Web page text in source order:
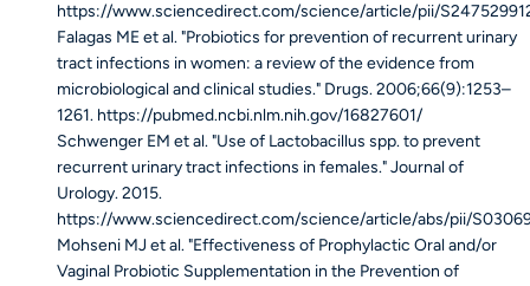
https://www.sciencedirect.com/science/article/pii/
Falagas ME et al. "Probiotics for prevention of recurrent urinary
tract infections in women: a review of the evidence from
microbiological and clinical studies." Drugs. 2006;66(9):1253–
1261. https://pubmed.ncbi.nlm.nih.gov/16827601/
Schwenger EM et al. "Use of Lactobacillus spp. to prevent
recurrent urinary tract infections in females."Journal of
Urology. 2015.
https://www.sciencedirect.com/science/article/abs/pii/
Mohseni MJ et al. "Effectiveness of Prophylactic Oral and/or
Vaginal Probiotic Supplementation in the Prevention of